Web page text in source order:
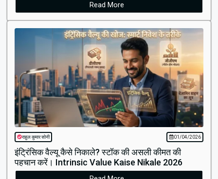
Read More
राहुल कुमार सोनी 01/04/2026
इंट्रिंसिक वैल्यू कैसे निकाले? स्टॉक की असली कीमत की
पहचान करें। Intrinsic Value Kaise Nikale 2026